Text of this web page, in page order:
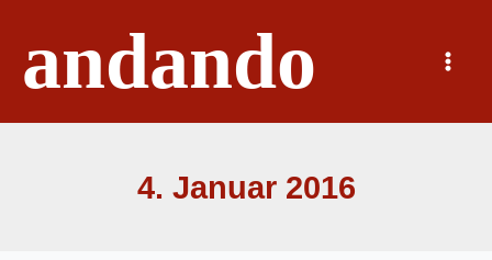
springenandando
Main
Menu
4. Januar 2016